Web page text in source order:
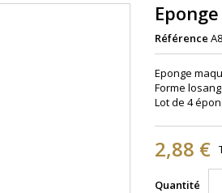
Référence
Eponge
Forme
Lot de 4
2,88 €
Quantité